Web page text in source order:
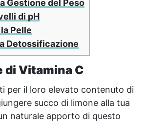
Gestione del Peso
di pH
Pelle
Detossificazione
di Vitamina C
per il loro elevato contenuto di
succo di limone alla tua
naturale apporto di questo